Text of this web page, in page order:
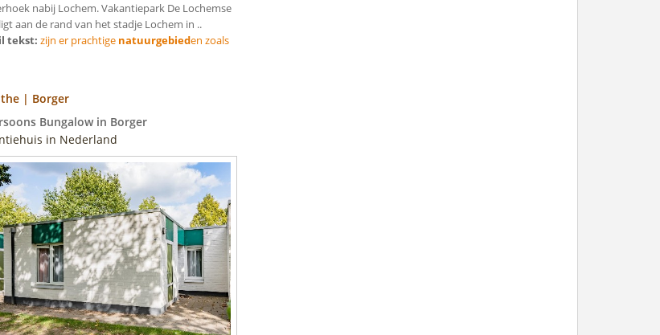
nabij Lochem. Vakantiepark De Lochemse
aan de rand van het stadje Lochem in ..
tekst: zijn er prachtige natuurgebieden zoals
| Borger
Bungalow in Borger
in Nederland